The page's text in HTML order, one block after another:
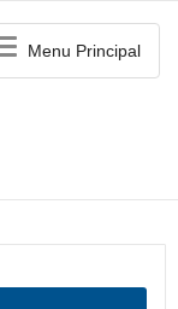
MenuMenu Principal